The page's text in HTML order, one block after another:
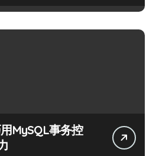
MySQL事务控